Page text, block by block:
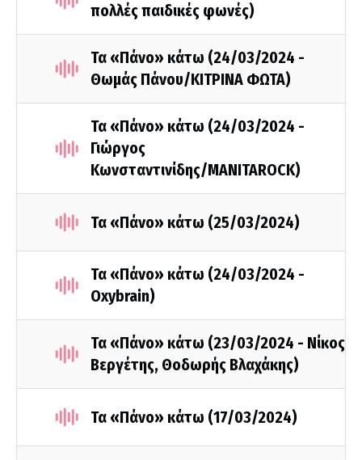
πολλές παιδικές φωνές)
Τα «Πάνο» κάτω (24/03/2024 -
Θωμάς Πάνου/ΚΙΤΡΙΝΑ ΦΩΤΑ)
Τα «Πάνο» κάτω (24/03/2024 -
Γιώργος
Κωνσταντινίδης/MANITAROCK)
Τα «Πάνο» κάτω (25/03/2024)
Τα «Πάνο» κάτω (24/03/2024 -
Oxybrain)
Τα «Πάνο» κάτω (23/03/2024 - Νίκος
Βεργέτης, Θοδωρής Βλαχάκης)
Τα «Πάνο» κάτω (17/03/2024)